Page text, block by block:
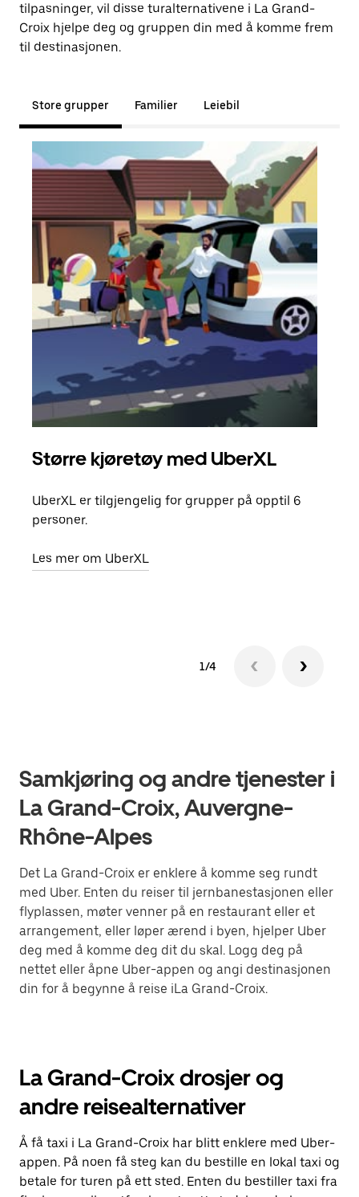
tilpasninger, vil disse turalternativene i La Grand-
Croix hjelpe deg og gruppen din med å komme frem
til destinasjonen.
Store grupper Familier Leiebil
Større kjøretøy med UberXL
UberXL er tilgjengelig for grupper på opptil 6
personer.
Les mer om UberXL
1/4
Samkjøring og andre tjenester i
La Grand-Croix, Auvergne-
Rhône-Alpes
Det La Grand-Croix er enklere å komme seg rundt
med Uber. Enten du reiser til jernbanestasjonen eller
flyplassen, møter venner på en restaurant eller et
arrangement, eller løper ærend i byen, hjelper Uber
deg med å komme deg dit du skal. Logg deg på
nettet eller åpne Uber-appen og angi destinasjonen
din for å begynne å reise iLa Grand-Croix.
La Grand-Croix drosjer og
andre reisealternativer
Å få taxi i La Grand-Croix har blitt enklere med Uber-
appen. På noen få steg kan du bestille en lokal taxi og
betale for turen på ett sted. Enten du bestiller taxi fra